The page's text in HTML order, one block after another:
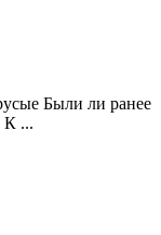
Были ли ранее
К ...